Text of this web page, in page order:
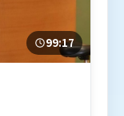
99:17